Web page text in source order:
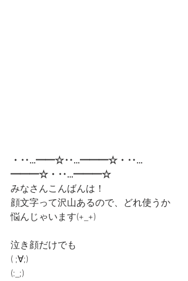
・‥…━━☆‥…━━━☆・‥…
━━━☆・‥…━━━☆
みなさんこんばんは！
顔文字って沢山あるので、どれ使うか
悩んじゃいます(+_+)
泣き顔だけでも
( ;∀;)
(:_;)